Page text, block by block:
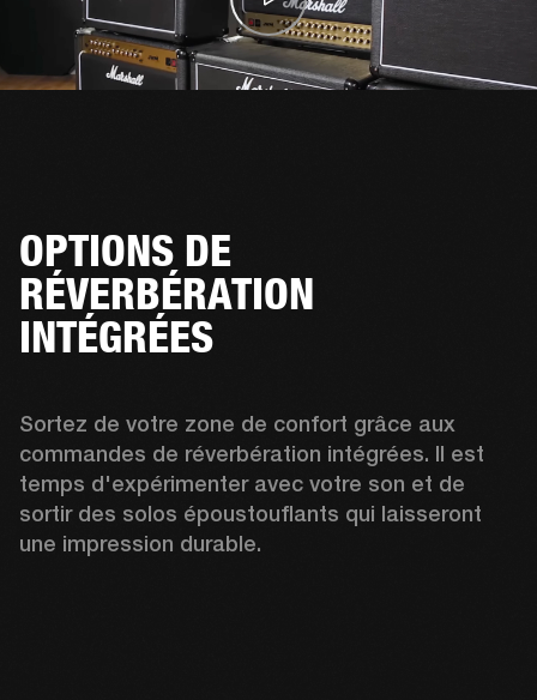
OPTIONS DE
RÉVERBÉRATION
INTÉGRÉES
Sortez de votre zone de confort grâce aux
commandes de réverbération intégrées. Il est
temps d'expérimenter avec votre son et de
sortir des solos époustouflants qui laisseront
une impression durable.